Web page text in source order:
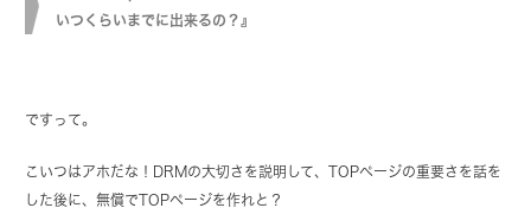
いつくらいまでに出来るの？』
ですって。
こいつはアホだな！DRMの大切さを説明して、TOPページの重要さを話を
した後に、無償でTOPページを作れと？